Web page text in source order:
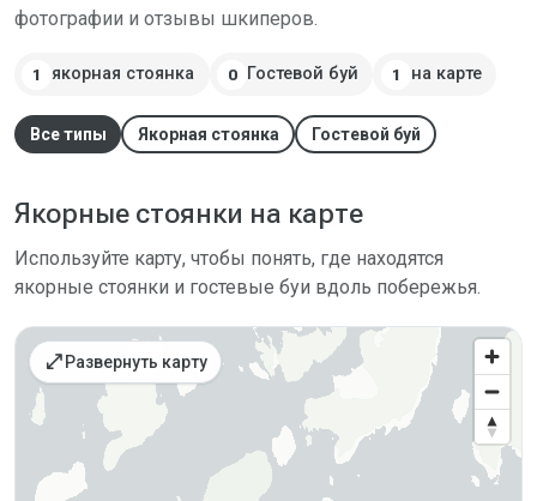
фотографии и отзывы шкиперов.
1 якорная стоянка 0 Гостевой буй 1 на карте
Все типы Якорная стоянка Гостевой буй
Якорные стоянки на карте
Используйте карту, чтобы понять, где находятся
якорные стоянки и гостевые буи вдоль побережья.
open_in_full Развернуть карту